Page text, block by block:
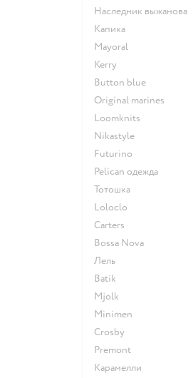
Наследник выжанова
Капика
Mayoral
Kerry
Button blue
Original marines
Loomknits
Nikastyle
Futurino
Pelican одежда
Тотошка
Loloclo
Сarters
Bossa Nova
Лель
Batik
Mjolk
Minimen
Crosby
Premont
Карамелли